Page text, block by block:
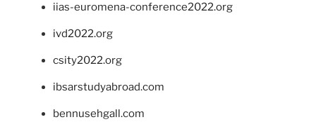
iias-euromena-conference2022.org
ivd2022.org
csity2022.org
ibsarstudyabroad.com
bennusehgall.com